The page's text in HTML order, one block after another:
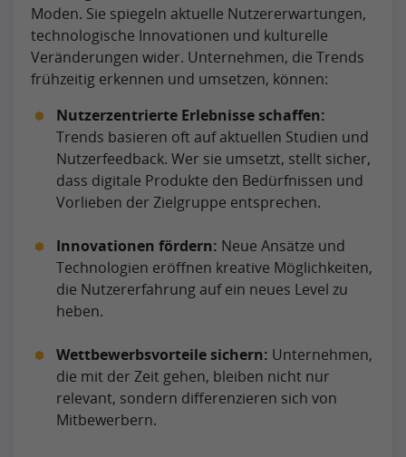
Moden. Sie spiegeln aktuelle Nutzererwartungen,
technologische Innovationen und kulturelle
Veränderungen wider. Unternehmen, die Trends
frühzeitig erkennen und umsetzen, können:
Nutzerzentrierte Erlebnisse schaffen:
Trends basieren oft auf aktuellen Studien und
Nutzerfeedback. Wer sie umsetzt, stellt sicher,
dass digitale Produkte den Bedürfnissen und
Vorlieben der Zielgruppe entsprechen.
Innovationen fördern: Neue Ansätze und
Technologien eröffnen kreative Möglichkeiten,
die Nutzererfahrung auf ein neues Level zu
heben.
Wettbewerbsvorteile sichern: Unternehmen,
die mit der Zeit gehen, bleiben nicht nur
relevant, sondern differenzieren sich von
Mitbewerbern.